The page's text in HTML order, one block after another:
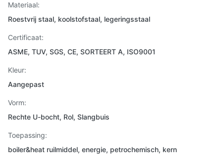
Materiaal:
Roestvrij staal, koolstofstaal, legeringsstaal
Certificaat:
ASME, TUV, SGS, CE, SORTEERT A, ISO9001
Kleur:
Aangepast
Vorm:
Rechte U-bocht, Rol, Slangbuis
Toepassing:
boiler&heat ruilmiddel, energie, petrochemisch, kern